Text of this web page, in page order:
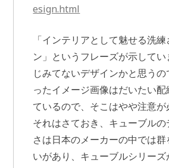
esign.html
「インテリアとして魅せる洗
ン」というフレーズが示して
じみてないデザインかと思う
ったイメージ画像はだいたい
ているので、そこはやや注意が
それはさておき、キューブル
さは日本のメーカーの中では
いがあり、キューブルシリー